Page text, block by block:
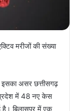
मरीजों की संख्या
असर छत्तीसगढ़
प्रदेश में 48 नए केस
है। बिलासपुर में एक